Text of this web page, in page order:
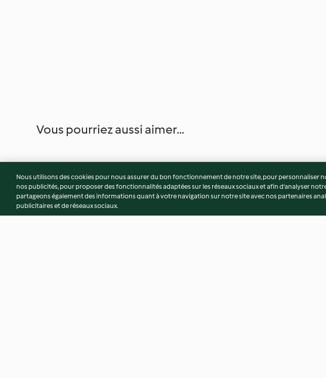
Vous pourriez aussi aimer...
Nous utilisons des cookies pour nous assurer du bon fonctionnement de notre site, pour personnaliser
nos publicités, pour proposer des fonctionnalités adaptées sur les réseaux sociaux et afin d’analyser
partageons également des informations quant à votre navigation sur notre site avec nos partenaires
publicitaires et de réseaux sociaux.